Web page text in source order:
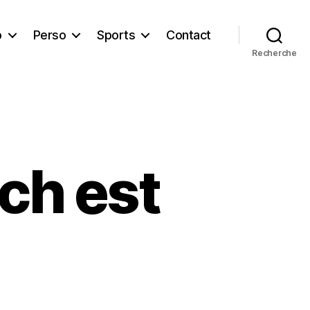
Perso Sports Contact
Recherche
est